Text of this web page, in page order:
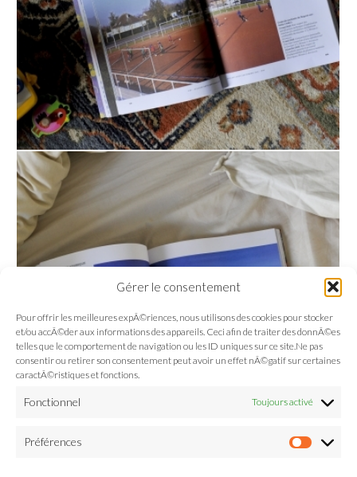
Gérer le consentement
Pour offrir les meilleures expÃ©riences, nous utilisons des cookies pour stocker
et/ou accÃ©der aux informations des appareils. Ceci afin de traiter des donnÃ©es
telles que le comportement de navigation ou les ID uniques sur ce site.Ne pas
consentir ou retirer son consentement peut avoir un effet nÃ©gatif sur certaines
caractÃ©ristiques et fonctions.
Fonctionnel Toujours activé
Préférences